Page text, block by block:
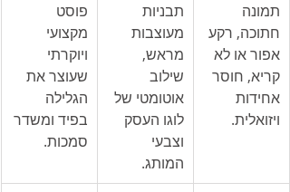
תמונה
חתוכה, רקע
אפור או לא
קריא, חוסר
אחידות
ויזואלית.
תבניות
מעוצבות
מראש,
שילוב
אוטומטי של
לוגו העסק
וצבעי
המותג.
פוסט
מקצועי
ויוקרתי
שעוצר את
הגלילה
בפיד ומשדר
סמכות.